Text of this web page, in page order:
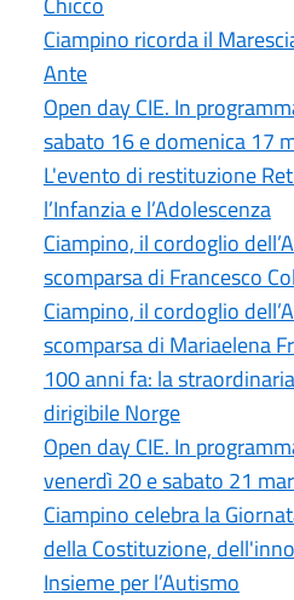
Ciampino ricorda il
Ante
Open day CIE. In
sabato 16 e domenica 17
L'evento di restituzione
l’Infanzia e l’Adolescenza
Ciampino, il cordoglio
scomparsa di Francesco
Ciampino, il cordoglio
scomparsa di Mariaelena
100 anni fa: la
dirigibile Norge
Open day CIE. In
venerdì 20 e sabato 21
Ciampino celebra la
della Costituzione,
Insieme per l’Autismo